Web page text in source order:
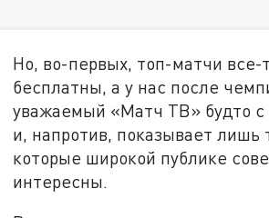
Но, во-первых, топ-матчи все-
бесплатны, а у нас после
уважаемый «Матч ТВ» будто с
и, напротив, показывает лишь
которые широкой публике
интересны.